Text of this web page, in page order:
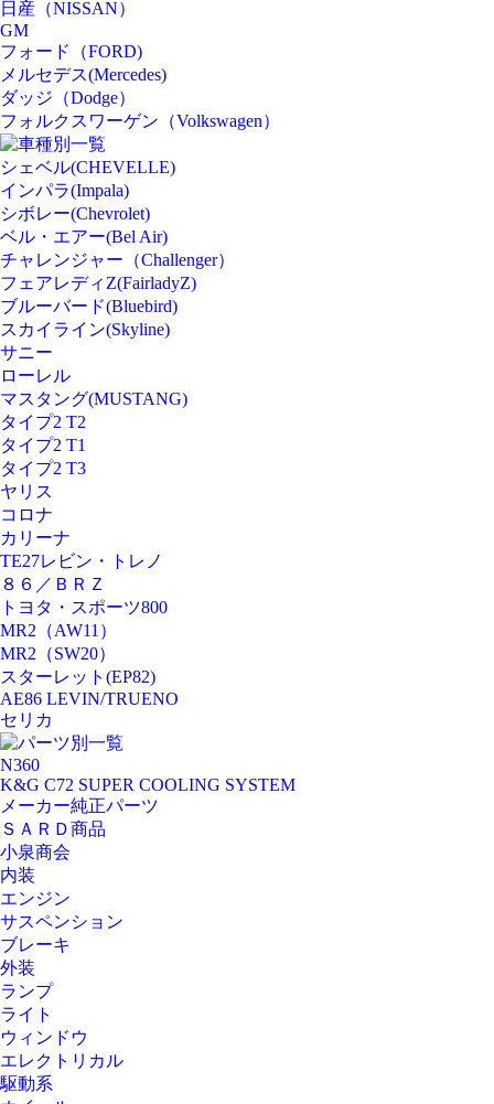
日産（NISSAN）
GM
フォード（FORD)
メルセデス(Mercedes)
ダッジ（Dodge）
フォルクスワーゲン（Volkswagen）
車種別一覧
シェベル(CHEVELLE)
インパラ(Impala)
シボレー(Chevrolet)
ベル・エアー(Bel Air)
チャレンジャー（Challenger）
フェアレディZ(FairladyZ)
ブルーバード(Bluebird)
スカイライン(Skyline)
サニー
ローレル
マスタング(MUSTANG)
タイプ2 T2
タイプ2 T1
タイプ2 T3
ヤリス
コロナ
カリーナ
TE27レビン・トレノ
８６／ＢＲＺ
トヨタ・スポーツ800
MR2（AW11）
MR2（SW20）
スターレット(EP82)
AE86 LEVIN/TRUENO
セリカ
パーツ別一覧
N360
K&G C72 SUPER COOLING SYSTEM
メーカー純正パーツ
ＳＡＲＤ商品
小泉商会
内装
エンジン
サスペンション
ブレーキ
外装
ランプ
ライト
ウィンドウ
エレクトリカル
駆動系